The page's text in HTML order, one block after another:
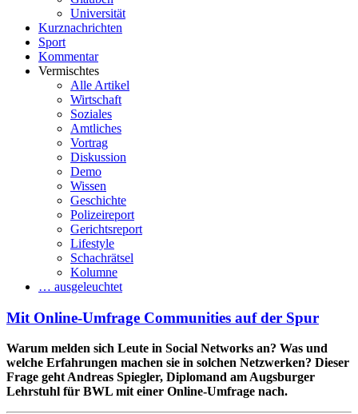
Universität
Kurznachrichten
Sport
Kommentar
Vermischtes
Alle Artikel
Wirtschaft
Soziales
Amtliches
Vortrag
Diskussion
Demo
Wissen
Geschichte
Polizeireport
Gerichtsreport
Lifestyle
Schachrätsel
Kolumne
… ausgeleuchtet
Mit Online-Umfrage Communities auf der Spur
Warum melden sich Leute in Social Networks an? Was und
welche Erfahrungen machen sie in solchen Netzwerken? Dieser
Frage geht Andreas Spiegler, Diplomand am Augsburger
Lehrstuhl für BWL mit einer Online-Umfrage nach.